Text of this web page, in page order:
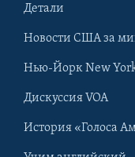
Детали
Новости США за
Нью-Йорк New
Дискуссия VOA
История «Голоса